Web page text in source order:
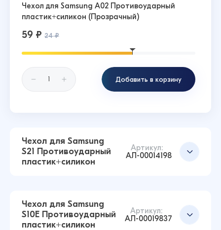
Чехол для Samsung A02 Противоударный
пластик+силикон (Прозрачный)
59 ₽ 24 ₽
Добавить в корзину
Чехол для Samsung
S21 Противоударный
пластик+силикон
Артикул:
АЛ-00014198
Чехол для Samsung
S10E Противоударный
пластик+силикон
Артикул:
АЛ-00019837